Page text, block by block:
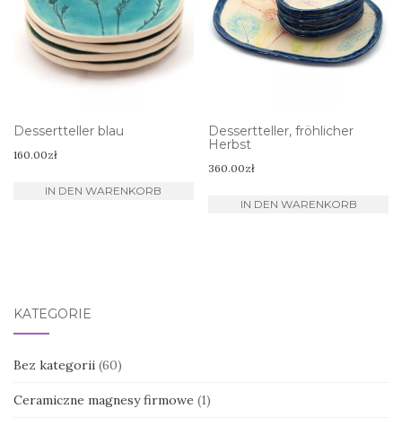
Dessertteller blau
160.00zł
IN DEN WARENKORB
Dessertteller, fröhlicher
Herbst
360.00zł
IN DEN WARENKORB
KATEGORIE
Bez kategorii (60)
Ceramiczne magnesy firmowe (1)